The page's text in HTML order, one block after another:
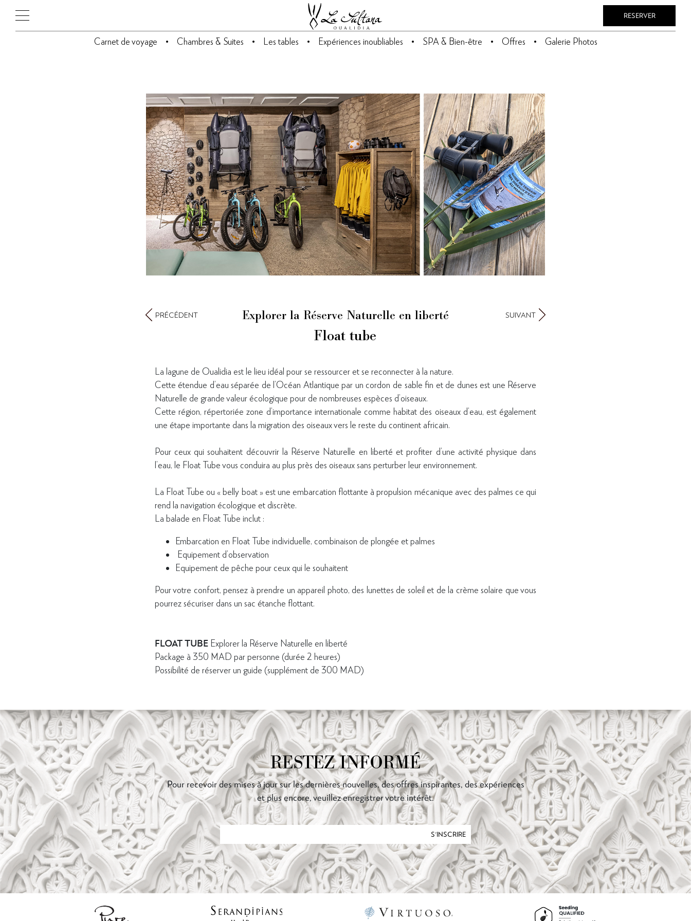
RESERVER
Carnet de voyage Chambres & Suites Les tables Expériences inoubliables SPA & Bien-être Offres Galerie Photos
Explorer la Réserve Naturelle en liberté
Float tube
PRÉCÉDENT SUIVANT
La lagune de Oualidia est le lieu idéal pour se ressourcer et se reconnecter à la nature.
Cette étendue d’eau séparée de l’Océan Atlantique par un cordon de sable fin et de dunes est une Réserve
Naturelle de grande valeur écologique pour de nombreuses espèces d’oiseaux.
Cette région, répertoriée zone d’importance internationale comme habitat des oiseaux d’eau, est également
une étape importante dans la migration des oiseaux vers le reste du continent africain.
Pour ceux qui souhaitent découvrir la Réserve Naturelle en liberté et profiter d’une activité physique dans
l’eau, le Float Tube vous conduira au plus près des oiseaux sans perturber leur environnement.
La Float Tube ou « belly boat » est une embarcation flottante à propulsion mécanique avec des palmes ce qui
rend la navigation écologique et discrète.
La balade en Float Tube inclut :
Embarcation en Float Tube individuelle, combinaison de plongée et palmes
Equipement d’observation
Equipement de pêche pour ceux qui le souhaitent
Pour votre confort, pensez à prendre un appareil photo, des lunettes de soleil et de la crème solaire que vous
pourrez sécuriser dans un sac étanche flottant.
FLOAT TUBEExplorer la Réserve Naturelle en liberté
Package à 350 MAD par personne (durée 2 heures)
Possibilité de réserver un guide (supplément de 300 MAD)
RESTEZ INFORMÉ
Pour recevoir des mises à jour sur les dernières nouvelles, des offres inspirantes, des expériences
et plus encore, veuillez enregistrer votre intérêt.
S'INSCRIRE